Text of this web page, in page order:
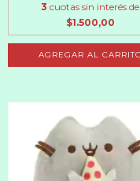
3 cuotas sin interés de
$1.500,00